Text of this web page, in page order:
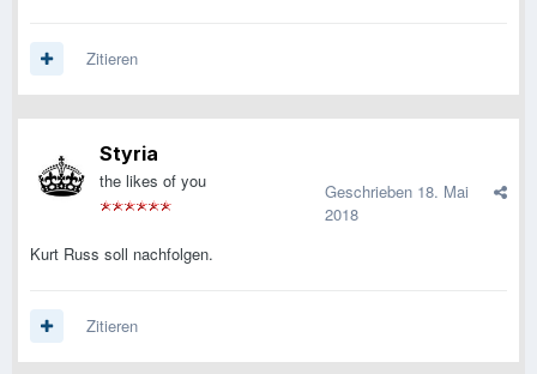
Zitieren
Styria
the likes of you Geschrieben 18. Mai
2018
Kurt Russ soll nachfolgen.
Zitieren